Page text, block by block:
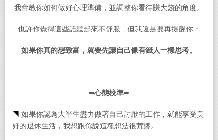
我會教你如何做好心理準備，並調整你看待賺大錢的角度。
也許你覺得這些話聽起來不舒服，但我還是要再提醒你：
如果你真的想致富，就要先讓自己像有錢人一樣思考。
═心態校準═
◥ 如果你認為大半生盡力做著自己討厭的工作，就能享受美
好的退休生活，我想跟你說這種想法很荒謬。